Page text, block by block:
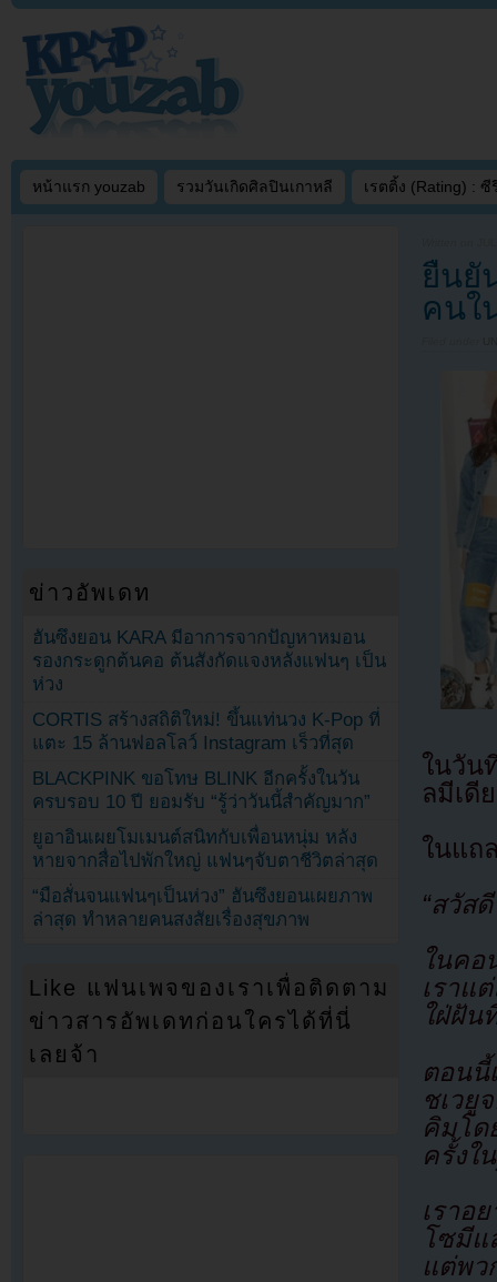
หน้าแรก youzab รวมวันเกิดศิลปินเกาหลี เรตติ้ง (Rating) : ซี
ยืนยั
คนใ
ในวัน
ลมีเดี
ในแถ
“สวัส
ในคอ
เราแ
ใฝ่ฝัน
ตอนนี้
ชเวยู
คิมโด
ครั้งใ
เราอ
โซมีแ
แต่พว
ข่าวอัพเดท
ฮันซึงยอน KARA มีอาการจากปัญหาหมอน
รองกระดูกต้นคอ ต้นสังกัดแจงหลังแฟนๆ เป็น
ห่วง
CORTIS สร้างสถิติใหม่! ขึ้นแท่นวง K-Pop ที่
แตะ 15 ล้านฟอลโลว์ Instagram เร็วที่สุด
BLACKPINK ขอโทษ BLINK อีกครั้งในวัน
ครบรอบ 10 ปี ยอมรับ “รู้ว่าวันนี้สำคัญมาก”
ยูอาอินเผยโมเมนต์สนิทกับเพื่อนหนุ่ม หลัง
หายจากสื่อไปพักใหญ่ แฟนๆจับตาชีวิตล่าสุด
“มือสั่นจนแฟนๆเป็นห่วง” ฮันซึงยอนเผยภาพ
ล่าสุด ทำหลายคนสงสัยเรื่องสุขภาพ
Like แฟนเพจของเราเพื่อติดตาม
ข่าวสารอัพเดทก่อนใครได้ที่นี่
เลยจ้า